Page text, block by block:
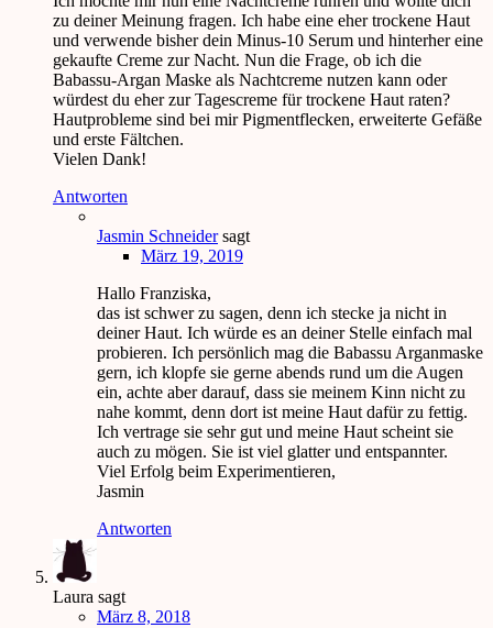
zu deiner Meinung fragen. Ich habe eine eher trockene Haut
und verwende bisher dein Minus-10 Serum und hinterher eine
gekaufte Creme zur Nacht. Nun die Frage, ob ich die
Babassu-Argan Maske als Nachtcreme nutzen kann oder
würdest du eher zur Tagescreme für trockene Haut raten?
Hautprobleme sind bei mir Pigmentflecken, erweiterte Gefäße
und erste Fältchen.
Vielen Dank!
Antworten
Jasmin Schneider sagt
März 19, 2019
Hallo Franziska,
das ist schwer zu sagen, denn ich stecke ja nicht in
deiner Haut. Ich würde es an deiner Stelle einfach mal
probieren. Ich persönlich mag die Babassu Arganmaske
gern, ich klopfe sie gerne abends rund um die Augen
ein, achte aber darauf, dass sie meinem Kinn nicht zu
nahe kommt, denn dort ist meine Haut dafür zu fettig.
Ich vertrage sie sehr gut und meine Haut scheint sie
auch zu mögen. Sie ist viel glatter und entspannter.
Viel Erfolg beim Experimentieren,
Jasmin
Antworten
Laura sagt
März 8, 2018